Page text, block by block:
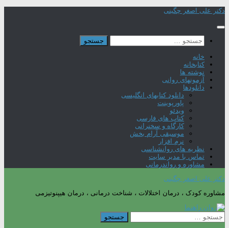
Skip
content
دکتر علی اصغر چگینی
جستجو
برای:
خانه
کتابخانه
نوشته ها
آزمونهای روانی
دانلودها
دانلود کتابهای انگلیسی
پاورپوینت
ویدئو
کتاب های فارسی
کارگاه و سخنرانی
موسیقی آرام بخش
نرم افزار
نظریه های روانشناسی
تماس با مدیر سایت
مشاوره و رواندرمانی
دکتر علی اصغر چگینی
مشاوره کودک ، درمان اختلالات ، شناخت درمانی ، درمان هیپنوتیزمی
جستجو
برای: